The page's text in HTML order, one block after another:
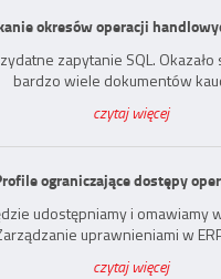
okresów operacji
zapytanie SQL. Okazało
bardzo wiele dokumentów
czytaj więcej
ograniczające dostępy
udostępniamy i omawiamy
uprawnieniami w
czytaj więcej